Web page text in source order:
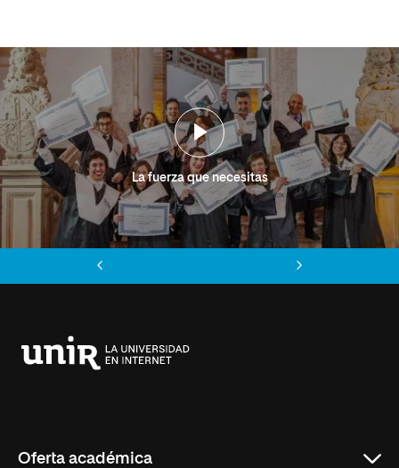
La fuerza que necesitas
Oferta académica